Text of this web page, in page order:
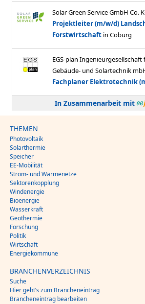
In Zusammenarbeit mit
THEMEN
Photovoltaik
Solarthermie
Speicher
EE-Mobilität
Strom- und Wärmenetze
Sektorenkopplung
Windenergie
Bioenergie
Wasserkraft
Geothermie
Forschung
Politik
Wirtschaft
Energiekommune
BRANCHENVERZEICHNIS
Suche
Hier geht’s zum Brancheneintrag
Brancheneintrag bearbeiten